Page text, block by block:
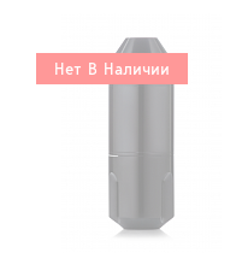
Нет В Наличии